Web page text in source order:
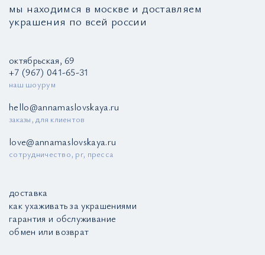
мы находимся в москве и доставляем
украшения по всей россии
октябрьская, 69
+7 (967) 041-65-31
наш шоурум
hello@annamaslovskaya.ru
заказы, для клиентов
love@annamaslovskaya.ru
сотрудничество, pr, пресса
доставка
как ухаживать за украшениями
гарантия и обслуживание
обмен или возврат